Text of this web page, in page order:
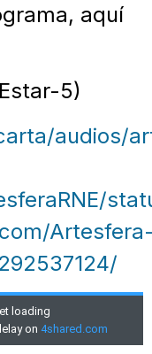
aquí
5)
audios/